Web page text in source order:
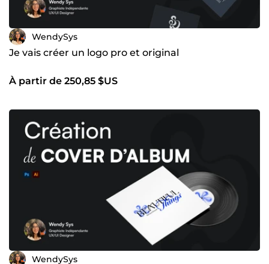
WendySys
Je vais créer un logo pro et original
À partir de 250,85 $US
WendySys